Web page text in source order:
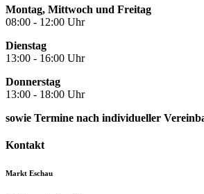
Montag, Mittwoch und Freitag
08:00 - 12:00 Uhr
Dienstag
13:00 - 16:00 Uhr
Donnerstag
13:00 - 18:00 Uhr
sowie Termine nach individueller
Kontakt
Markt Eschau